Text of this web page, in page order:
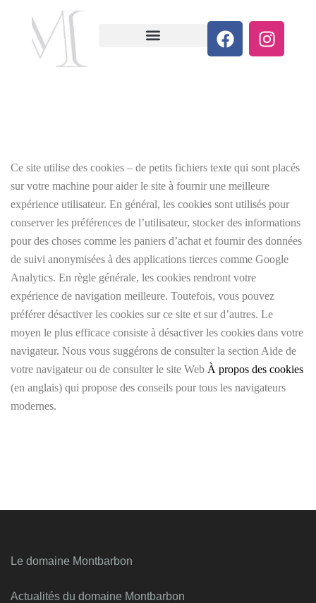
Ce site utilise des cookies – de petits fichiers texte qui sont placés
sur votre machine pour aider le site à fournir une meilleure
expérience utilisateur. En général, les cookies sont utilisés pour
conserver les préférences de l’utilisateur, stocker des informations
pour des choses comme les paniers d’achat et fournir des données
de suivi anonymisées à des applications tierces comme Google
Analytics. En règle générale, les cookies rendront votre
expérience de navigation meilleure. Toutefois, vous pouvez
préférer désactiver les cookies sur ce site et sur d’autres. Le
moyen le plus efficace consiste à désactiver les cookies dans votre
navigateur. Nous vous suggérons de consulter la section Aide de
votre navigateur ou de consulter le site Web À propos des cookies
(en anglais) qui propose des conseils pour tous les navigateurs
modernes.
Le domaine Montbarbon
Actualités du domaine Montbarbon